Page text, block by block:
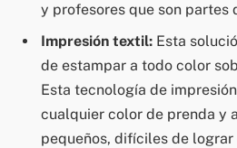
y profesores que son partes
Impresión textil: Esta
de estampar a todo color
Esta tecnología de
cualquier color de prenda y
pequeños, difíciles de lograr